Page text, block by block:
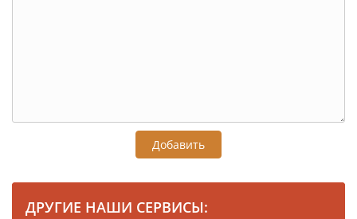
Добавить
ДРУГИЕ НАШИ СЕРВИСЫ: